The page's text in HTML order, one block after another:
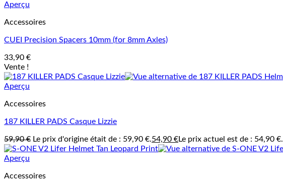
Aperçu
Accessoires
CUEI Precision Spacers 10mm (for 8mm Axles)
33,90 €
Vente !
Aperçu
Accessoires
187 KILLER PADS Casque Lizzie
59,90€ Le prix d'origine était de : 59,90 €.54,90 €Le prix actuel est de : 54,90 €.
Aperçu
Accessoires